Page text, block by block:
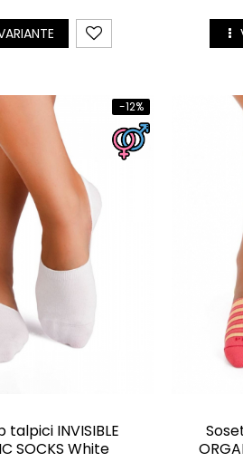
-12%
talpici INVISIBLE
SOCKS White